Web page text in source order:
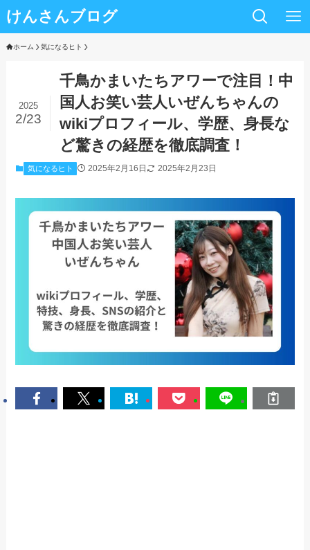
けんさんブログ
ホーム 気になるヒト
千鳥かまいたちアワーで注目！中
国人お笑い芸人いぜんちゃんの
wikiプロフィール、学歴、身長な
ど驚きの経歴を徹底調査！
2025
2/23
気になるヒト 2025年2月16日 2025年2月23日